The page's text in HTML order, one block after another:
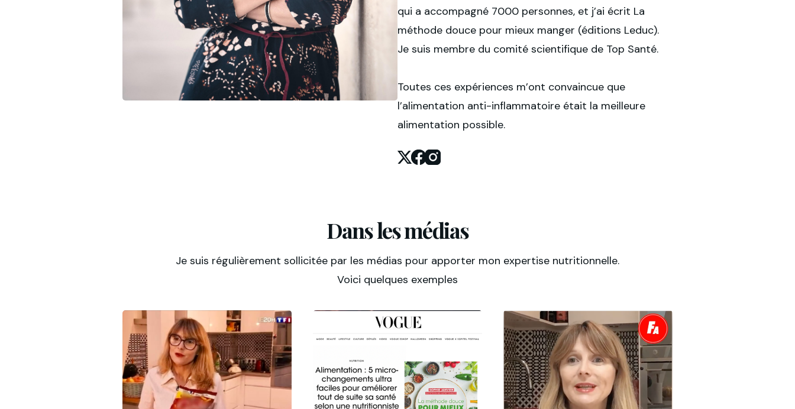
qui a accompagné 7000 personnes, et j’ai écrit La
méthode douce pour mieux manger (éditions Leduc).
Je suis membre du comité scientifique de Top Santé.
Toutes ces expériences m’ont convaincue que
l’alimentation anti-inflammatoire était la meilleure
alimentation possible.
X Facebook
Instagram
Dans les médias
Je suis régulièrement sollicitée par les médias pour apporter mon expertise nutritionnelle.
Voici quelques exemples